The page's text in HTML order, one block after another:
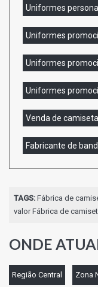
Uniformes
Uniformes
Uniformes
Uniformes
Venda de
Fabricante de
TAGS: Fábrica de
valor Fábrica de
ONDE
Região Central Zona